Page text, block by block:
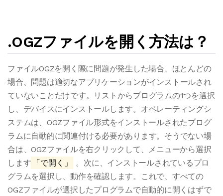
.OGZファイルを開く方法は？
ファイルOGZを開く際に問題が発生した場合、ほとんどの
場合、問題は適切なアプリケーションがインストールされ
ていないことだけです。リストからプログラムの1つを選択
し、デバイスにインストールします。オペレーティングシ
ステムは、OGZファイル形式をインストールされたプログ
ラムに自動的に関連付ける必要があります。そうでない場
合は、OGZファイルを右クリックして、メニューから選択
します
「で開く」
。次に、インストールされているプロ
グラムを選択し、動作を確認します。これで、すべての
OGZファイルが選択したプログラムで自動的に開くはずで